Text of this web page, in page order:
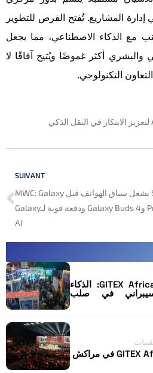
إدارة المشاريع. تُفتح الفرص للتطوير
مع الذكاء الاصطناعي، مما يجعل
والبشري أكثر غموضًا ويُتيح آفاقًا لا
التكنولوجي.
SUIVANT
Samsung Unpacked 2026 يشعل سباق الهواتف قبل MWC: Galaxy
S26 Ultra بميزة Privacy Display وGalaxy Buds 4 ودفعة قوية لـGalaxy
AI
اليوم الثاني من GITEX Africa 2026: الذكاء
في صلب